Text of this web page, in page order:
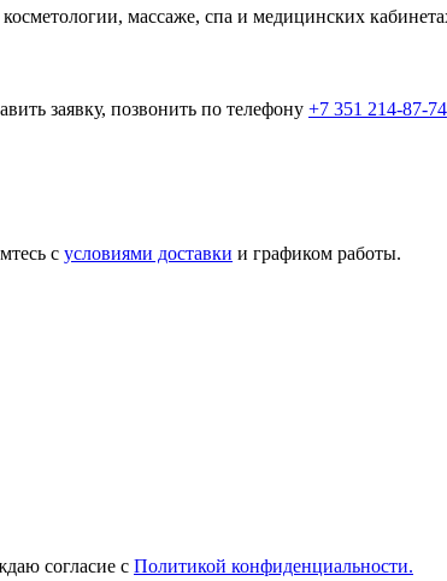
массаже, спа и медицинских
заявку, позвонить по телефону +7 351 214-87-74
с условиями доставки и графиком работы.
согласие с Политикой конфиденциальности.